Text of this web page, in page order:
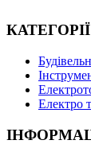
КАТЕГОРІЇ
Буд
Електро